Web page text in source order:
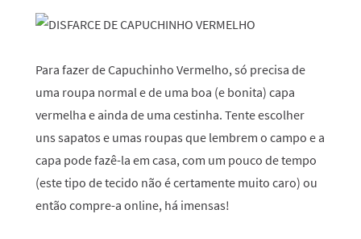
Para fazer de Capuchinho Vermelho, só precisa de
uma roupa normal e de uma boa (e bonita) capa
vermelha e ainda de uma cestinha. Tente escolher
uns sapatos e umas roupas que lembrem o campo e a
capa pode fazê-la em casa, com um pouco de tempo
(este tipo de tecido não é certamente muito caro) ou
então compre-a online, há imensas!